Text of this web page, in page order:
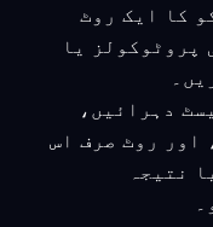
کا ایک روٹ
پروٹوکولز یا
دہرائیں،
اور روٹ صرف اس
نتیجہ